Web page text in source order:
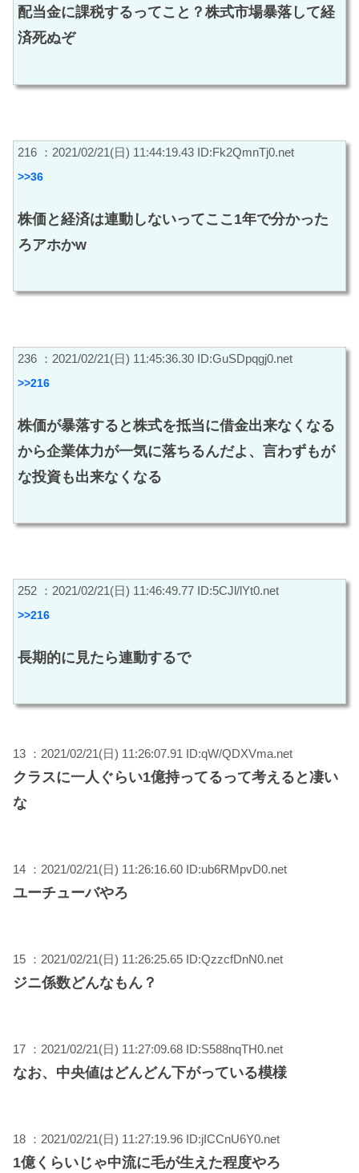
配当金に課税するってこと？株式市場暴落して経
済死ぬぞ
216 ：2021/02/21(日) 11:44:19.43 ID:Fk2QmnTj0.net
>>36
株価と経済は連動しないってここ1年で分かった
ろアホかw
236 ：2021/02/21(日) 11:45:36.30 ID:GuSDpqgj0.net
>>216
株価が暴落すると株式を抵当に借金出来なくなる
から企業体力が一気に落ちるんだよ、言わずもが
な投資も出来なくなる
252 ：2021/02/21(日) 11:46:49.77 ID:5CJl/lYt0.net
>>216
長期的に見たら連動するで
13 ：2021/02/21(日) 11:26:07.91 ID:qW/QDXVma.net
クラスに一人ぐらい1億持ってるって考えると凄い
な
14 ：2021/02/21(日) 11:26:16.60 ID:ub6RMpvD0.net
ユーチューバやろ
15 ：2021/02/21(日) 11:26:25.65 ID:QzzcfDnN0.net
ジニ係数どんなもん？
17 ：2021/02/21(日) 11:27:09.68 ID:S588nqTH0.net
なお、中央値はどんどん下がっている模様
18 ：2021/02/21(日) 11:27:19.96 ID:jICCnU6Y0.net
1億くらいじゃ中流に毛が生えた程度やろ